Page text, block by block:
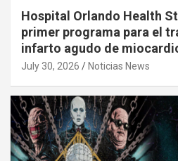
Hospital Orlando Health
primer programa para el
infarto agudo de
July 30, 2026 Noticias News